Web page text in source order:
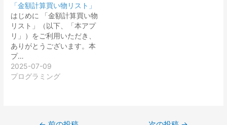
「金額計算買い物リスト」
はじめに 「金額計算買い物
リスト」（以下、「本アプ
リ」）をご利用いただき、
ありがとうございます。本
プ…
2025-07-09
プログラミング